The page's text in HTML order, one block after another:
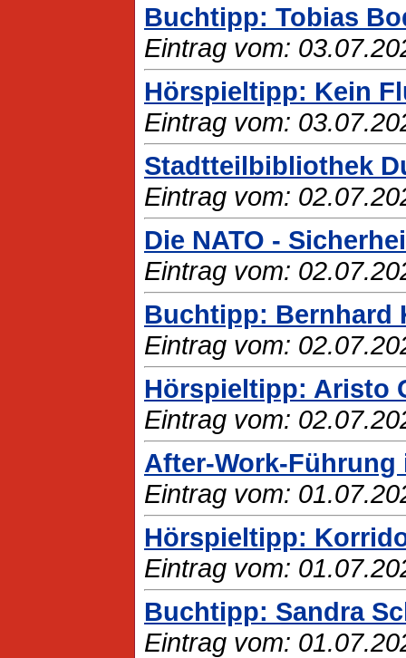
Buchtipp: Tobias
Eintrag vom:
Hörspieltipp: Kein
Eintrag vom:
Stadtteilbibliothek
Eintrag vom:
Die NATO -
Eintrag vom:
Buchtipp: Bernhard
Eintrag vom:
Hörspieltipp: Aristo
Eintrag vom:
After-Work-
Eintrag vom:
Hörspieltipp:
Eintrag vom:
Buchtipp: Sandra
Eintrag vom: